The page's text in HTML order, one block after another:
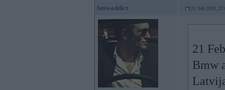
bmwaddict 21. Feb 2018,
21
Bmw